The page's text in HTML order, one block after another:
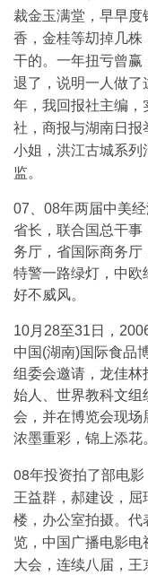
裁金玉满堂，早早
香，金桂等刧掉几
干的。一年扭亏曾
退了，说明一人做
年，我回报社主编
社，商报与湖南日
小姐，洪江古城系
监。
07、08年两届中美
省长，联合国总干事
务厅，省国际商务厅
特警一路绿灯，中欧
好不威风。
10月28至31日，
中国(湖南)国际食品
组委会邀请，龙佳林
始人、世界教科文组
会，并在博览会现场
浓墨重彩，锦上添花
08年投资拍了部电
王益群，郝建设，
楼，办公室拍摄。
览，中国广播电影
大会，连续八届，